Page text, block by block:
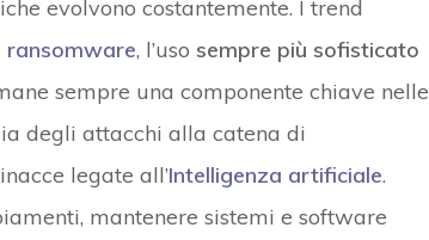
evolvono costantemente. I trend
ransomware, l’uso sempre più sofisticato
sempre una componente chiave nelle
degli attacchi alla catena di
legate all’Intelligenza artificiale.
mantenere sistemi e software